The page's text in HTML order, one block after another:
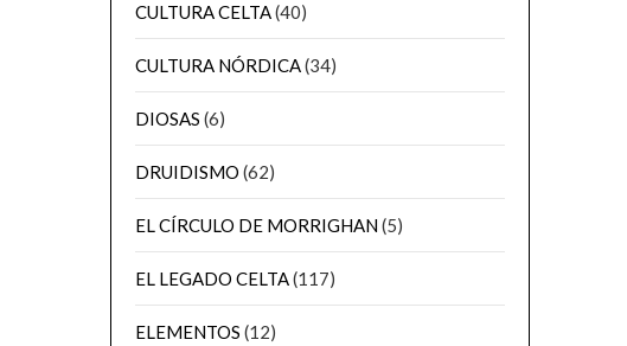
CULTURA CELTA(40)
CULTURA NÓRDICA(34)
DIOSAS (6)
DRUIDISMO (62)
EL CÍRCULO DE MORRIGHAN(5)
EL LEGADO CELTA(117)
ELEMENTOS (12)